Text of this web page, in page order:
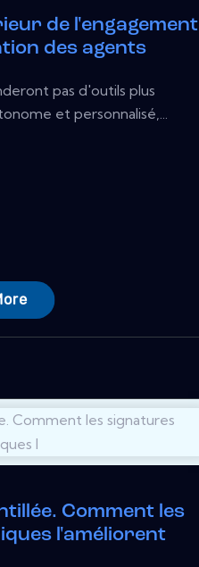
de l'engagement
des agents
pas d'outils plus
et personnalisé,...
Comment les
l'améliorent